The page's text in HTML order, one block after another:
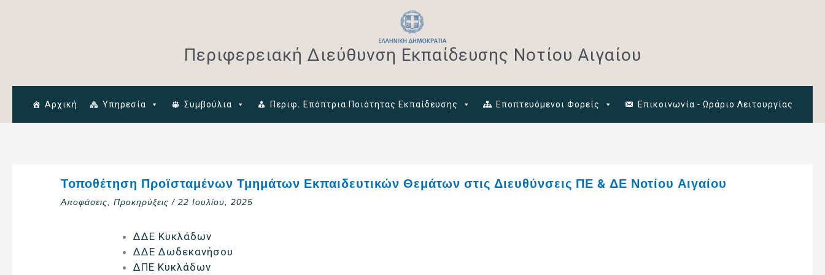
Περιφερειακή Διεύθυνση Εκπαίδευσης Νοτίου Αιγαίου
Αρχική Υπηρεσία Συμβούλια Περιφ. Επόπτρια Ποιότητας Εκπαίδευσης Εποπτευόμενοι Φορείς Επικοινωνία - Ωράριο Λειτουργίας
Τοποθέτηση Προϊσταμένων Τμημάτων Εκπαιδευτικών Θεμάτων στις Διευθύνσεις ΠΕ & ΔΕ Νοτίου Αιγαίου
Αποφάσεις,Προκηρύξεις /22 Ιουλίου, 2025
ΔΔΕ Κυκλάδων
ΔΔΕ Δωδεκανήσου
ΔΠΕ Κυκλάδων